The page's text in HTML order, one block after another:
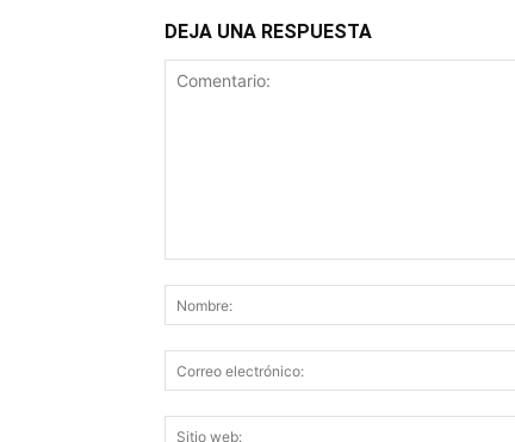
DEJA UNA RESPUESTA